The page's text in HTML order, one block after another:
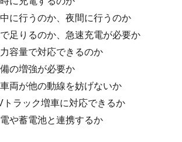
に行うのか、夜間に行うのか
足りるのか、急速充電が必要か
容量で対応できるのか
の増強が必要か
両が他の動線を妨げないか
トラック増車に対応できるか
や蓄電池と連携するか